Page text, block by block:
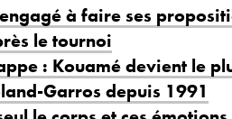
à faire ses
le tournoi
: Kouamé devient le
Garros depuis 1991